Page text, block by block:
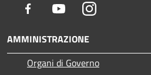
Facebook YoutubeInstagram
AMMINISTRAZIONE
Organi di Governo